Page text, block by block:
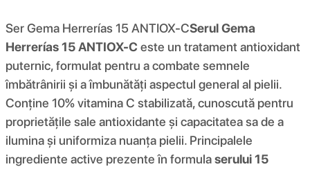
Ser Gema Herrerías 15 ANTIOX-CSerul Gema
Herrerías 15 ANTIOX-C este un tratament antioxidant
puternic, formulat pentru a combate semnele
îmbătrânirii și a îmbunătăți aspectul general al pielii.
Conține 10% vitamina C stabilizată, cunoscută pentru
proprietățile sale antioxidante și capacitatea sa de a
ilumina și uniformiza nuanța pielii. Principalele
ingrediente active prezente în formulaserului 15